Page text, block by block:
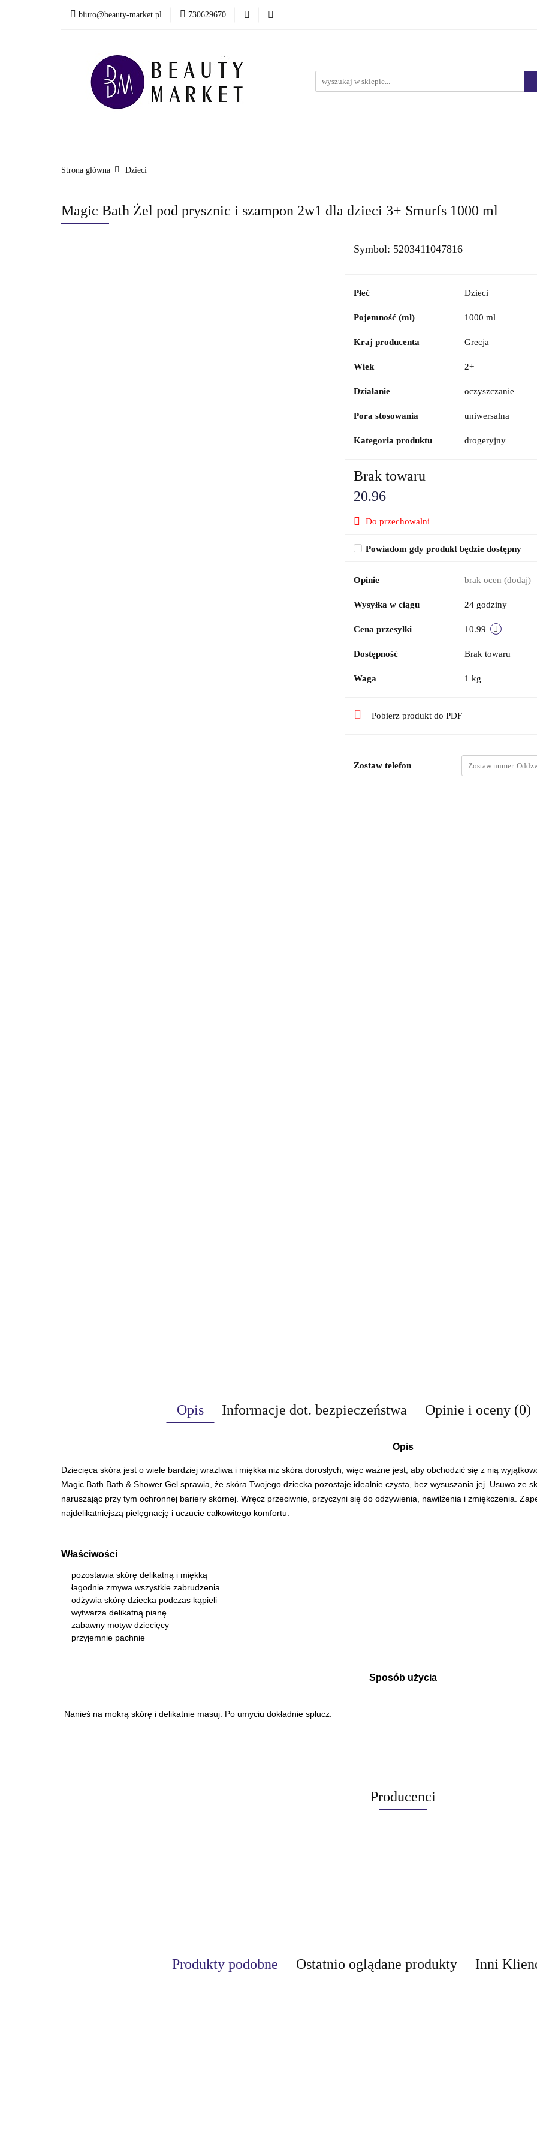
biuro@beauty-market.pl 730629670
Nowości
Włosy Twarz
Health & Care
Strona główna Dzieci
Magic Bath Żel pod prysznic i szampon 2w1 dla dzieci 3+ Smurfs 1000 ml
Symbol: 5203411047816
Płeć Dzieci
Pojemność (ml) 1000 ml
Kraj producenta Grecja
Wiek 2+
Działanie oczyszczanie
Pora stosowania uniwersalna
Kategoria produktu drogeryjny
Brak towaru
20.96
Do przechowalni
Powiadom gdy produkt będzie dostępny
Opinie brak ocen (dodaj)
Wysyłka w ciągu 24 godziny
Cena przesyłki 10.99
Dostępność Brak towaru
Waga 1 kg
Pobierz produkt do PDF
Zostaw telefon
Opis Informacje dot. bezpieczeństwa Opinie i oceny (0)
Opis
Dziecięca skóra jest o wiele bardziej wrażliwa i miękka niż skóra dorosłych, więc ważne jest, aby obchodzić się z nią
Magic Bath Bath & Shower Gel sprawia, że skóra Twojego dziecka pozostaje idealnie czysta, bez wysuszania jej. Usuwa ze
naruszając przy tym ochronnej bariery skórnej. Wręcz przeciwnie, przyczyni się do odżywienia, nawilżenia i zmiękczenia.
najdelikatniejszą pielęgnację i uczucie całkowitego komfortu.
Właściwości
pozostawia skórę delikatną i miękką
łagodnie zmywa wszystkie zabrudzenia
odżywia skórę dziecka podczas kąpieli
wytwarza delikatną pianę
zabawny motyw dziecięcy
przyjemnie pachnie
Sposób użycia
Nanieś na mokrą skórę i delikatnie masuj. Po umyciu dokładnie spłucz.
Producenci
Produkty podobne Ostatnio oglądane produkty Inni